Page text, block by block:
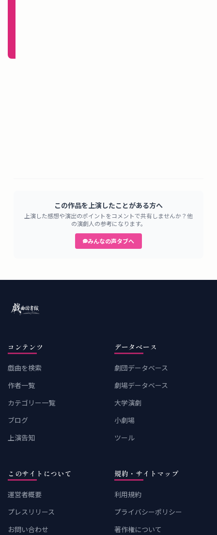
この作品を上演したことがある方へ
上演した感想や演出のポイントをコメントで共有しませんか？他
の演劇人の参考になります。
みんなの声タブへ
コンテンツ
戯曲を検索
作者一覧
カテゴリー一覧
ブログ
上演告知
データベース
劇団データベース
劇場データベース
大学演劇
小劇場
ツール
このサイトについて
運営者概要
プレスリリース
お問い合わせ
規約・サイトマップ
利用規約
プライバシーポリシー
著作権について